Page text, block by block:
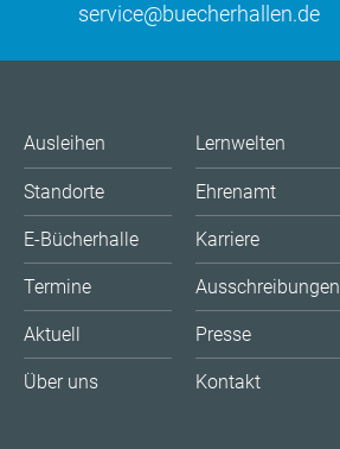
service@buecherhallen.de
Ausleihen
Standorte
E-Bücherhalle
Termine
Aktuell
Über uns
Lernwelten
Ehrenamt
Karriere
Ausschreibungen
Presse
Kontakt